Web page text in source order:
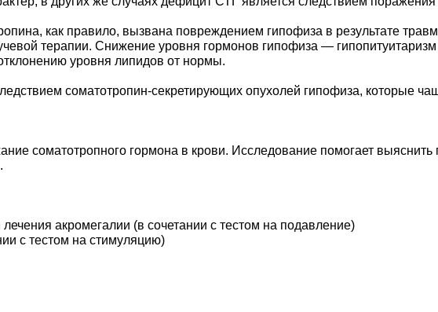
как правило, вызвана повреждением гипофиза в результате
терапии. Снижение уровня гормонов гипофиза —
уровня липидов от нормы.
соматотропин-секретирующих опухолей гипофиза, которые
соматотропного гормона в крови. Исследование помогает выяснить
акромегалии (в сочетании с тестом на подавление)
с тестом на стимуляцию)